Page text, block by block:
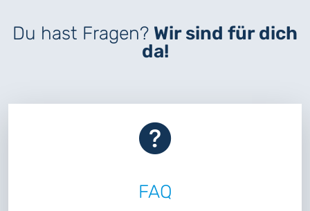
Du hast Fragen? Wir sind für dich
da!
FAQ